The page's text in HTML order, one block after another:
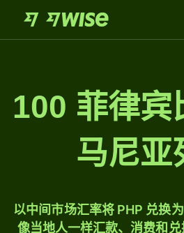
100 菲律宾
马尼亚
以中间市场汇率将 PHP 兑换
像当地人一样汇款、消费和兑